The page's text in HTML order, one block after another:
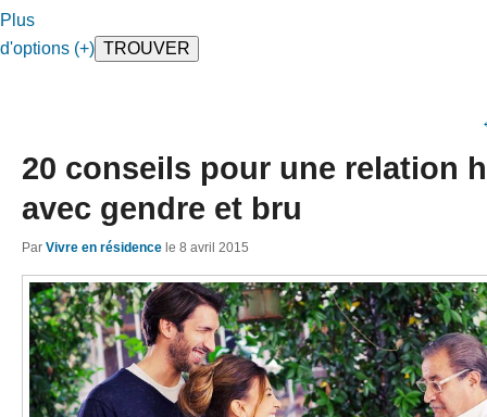
Plus
d'options (+)
20 conseils pour une relation
avec gendre et bru
Par Vivre en résidence le 8 avril 2015